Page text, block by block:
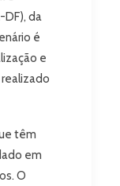
DF), da
é
e
têm
em
O